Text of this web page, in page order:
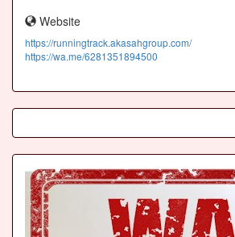
Website
https://runningtrack.akasahgroup.com/
https://wa.me/6281351894500